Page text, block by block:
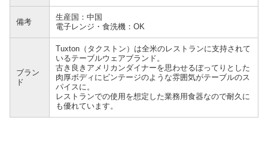
備考
生産国：中国
電子レンジ・食洗機：OK
ブラン
ド
Tuxton（タクストン）は全米のレストランに支持されて
いるテーブルウェアブランド。
古き良きアメリカンダイナーを思わせるぼってりとした
肉厚ボディにビンテージのような雰囲気がテーブルのス
パイスに。
レストランでの使用を想定した業務用食器なので耐久に
も優れています。